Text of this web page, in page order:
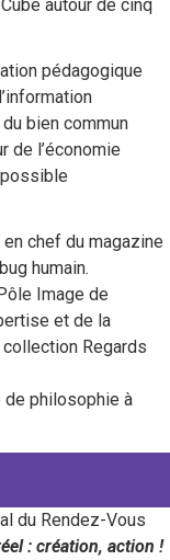
autour de cinq
pédagogique
bien commun
de l’économie
chef du magazine
humain.
Image de
et de la
Regards
philosophie à
du Rendez-Vous
: création, action !